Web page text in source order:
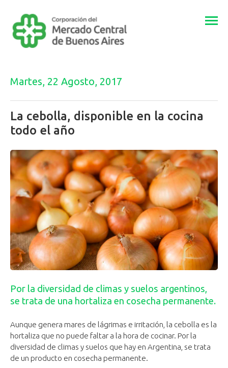
Martes, 22 Agosto, 2017
La cebolla, disponible en la cocina
todo el año
Por la diversidad de climas y suelos argentinos,
se trata de una hortaliza en cosecha permanente.
Aunque genera mares de lágrimas e irritación, la cebolla es la
hortaliza que no puede faltar a la hora de cocinar. Por la
diversidad de climas y suelos que hay en Argentina, se trata
de un producto en cosecha permanente.